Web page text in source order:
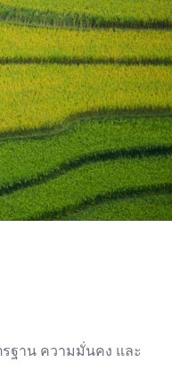
ฐาน ความมั่นคง และ